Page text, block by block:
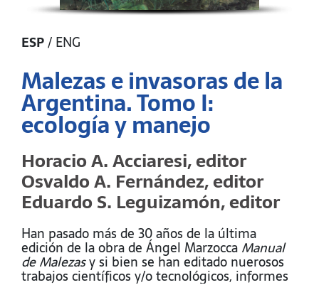
ESP/ ENG
Malezas e invasoras de la
Argentina. Tomo I:
ecología y manejo
Horacio A. Acciaresi, editor
Osvaldo A. Fernández, editor
Eduardo S. Leguizamón, editor
Han pasado más de 30 años de la última
edición de la obra de Ángel Marzocca Manual
de Malezasy si bien se han editado nuerosos
trabajos científicos y/o tecnológicos, informes